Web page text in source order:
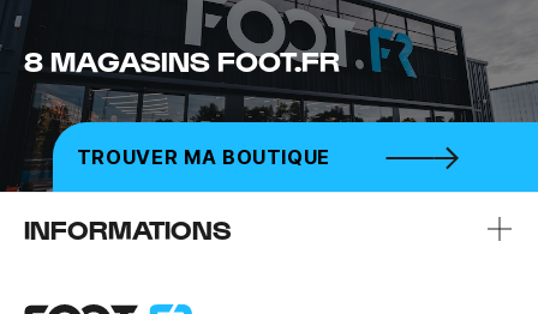
8 MAGASINS FOOT.FR
TROUVER MA BOUTIQUE
INFORMATIONS